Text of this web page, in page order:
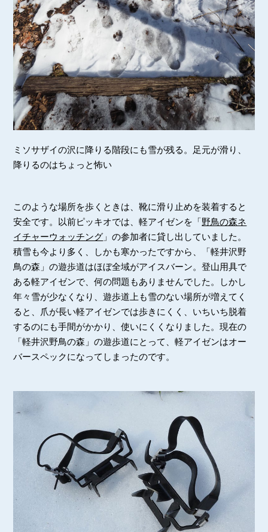
ミソサザイの沢に降りる階段にも雪が残る。足元が滑り、
降りるのはちょっと怖い
このような場所を歩くときは、靴に滑り止めを装着すると
安全です。以前ピッキオでは、軽アイゼンを「野鳥の森ネ
イチャーウォッチング 」の参加者に貸し出していました。
積雪も今より多く、しかも寒かったですから、「軽井沢野
鳥の森」の遊歩道はほぼ全域がアイスバーン。登山用具で
ある軽アイゼンで、何の問題もありませんでした。しかし
年々雪が少なくなり、遊歩道上も雪のない場所が増えてく
ると、爪が長い軽アイゼンでは歩きにくく、いちいち脱着
するのにも手間がかかり、使いにくくなりました。現在の
「軽井沢野鳥の森」の遊歩道にとって、軽アイゼンはオー
バースペックになってしまったのです。